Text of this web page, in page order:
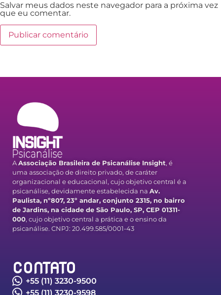
Salvar meus dados neste navegador para a próxima vez
que eu comentar.
AAssociação Brasileira de Psicanálise Insight, é
uma associação de direito privado, de caráter
organizacional e educacional, cujo objetivo central é a
psicanálise, devidamente estabelecida na Av.
Paulista, nº807, 23º andar, conjunto 2315, no bairro
de Jardins, na cidade de São Paulo, SP, CEP 01311-
000, cujo objetivo central a prática e o ensino da
psicanálise. CNPJ: 20.499.585/0001-43
CONTATO
+55 (11) 3230-9500
+55 (11) 3230-9598